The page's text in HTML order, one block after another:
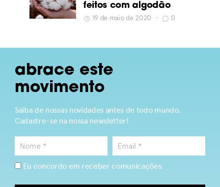
feitos com algodão
19 de maio de 2020 • 0
abrace este
movimento
Saiba de nossas novidades antes de todo mundo.
Cadastre-se na nossa newsletter!
Eu concordo em receber comunicações.